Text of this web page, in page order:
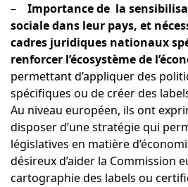
– Importance de la
sociale dans leur pays, et
cadres juridiques nationaux
renforcer l’écosystème de
permettant d’appliquer des
spécifiques ou de créer des
Au niveau européen, ils ont
disposer d’une stratégie qui
législatives en matière
désireux d’aider la Commission
cartographie des labels ou